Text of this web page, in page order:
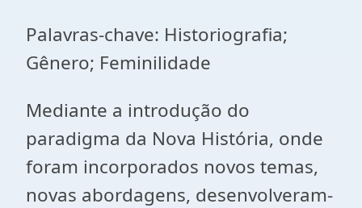
Palavras-chave: Historiografia;
Gênero; Feminilidade
Mediante a introdução do
paradigma da Nova História, onde
foram incorporados novos temas,
novas abordagens, desenvolveram-